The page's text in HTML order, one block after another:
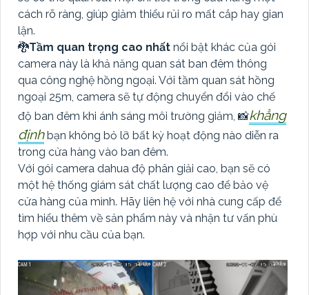
cách rõ ràng, giúp giảm thiểu rủi ro mất cắp hay gian
lận.
🐉️Tầm quan trọng cao nhất nổi bật khác của gói
camera này là khả năng quan sát ban đêm thông
qua công nghệ hồng ngoại. Với tầm quan sát hồng
ngoại 25m, camera sẽ tự động chuyển đổi vào chế
độ ban đêm khi ánh sáng môi trường giảm, 📸khẳng
địnhbạn không bỏ lỡ bất kỳ hoạt động nào diễn ra
trong cửa hàng vào ban đêm.
Với gói camera dahua độ phân giải cao, bạn sẽ có
một hệ thống giám sát chất lượng cao để bảo vệ
cửa hàng của mình. Hãy liên hệ với nhà cung cấp để
tìm hiểu thêm về sản phẩm này và nhận tư vấn phù
hợp với nhu cầu của bạn.